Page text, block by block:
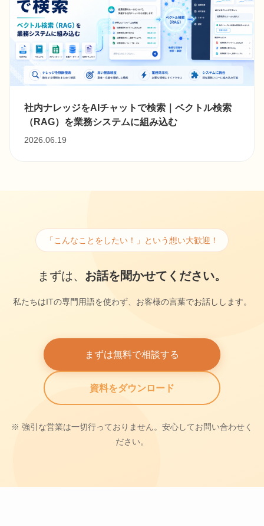
社内ナレッジをAIチャットで検索｜ベクトル検索
（RAG）を業務システムに組み込む
2026.06.19
「こんなことをしたい！」という想い大歓迎！
まずは、 お話を聞かせてください。
私たちはITの専門用語を使わず、お客様の言葉でお話しします。
まずは無料で相談する
資料をダウンロード
※ 強引な営業は一切行っておりません。安心してお問い合わせく
ださい。